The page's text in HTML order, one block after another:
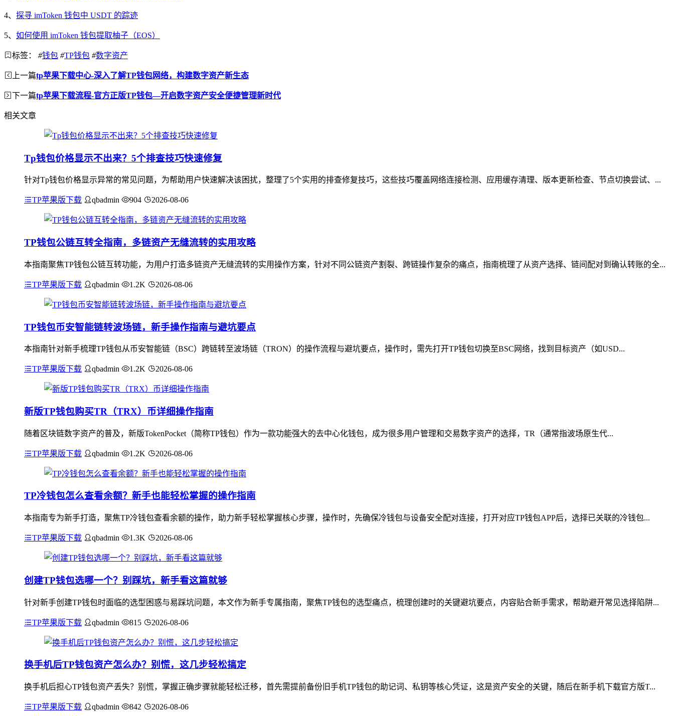
4、 探寻 imToken 钱包中 USDT 的踪迹
5、 如何使用 imToken 钱包提取柚子（EOS）
标签： #钱包 #TP钱包 #数字资产
上一篇tp苹果下载中心-深入了解TP钱包网络，构建数字资产新生态
下一篇tp苹果下载流程-官方正版TP钱包—开启数字资产安全便捷管理新时代
相关文章
Tp钱包价格显示不出来？5个排查技巧快速修复
针对Tp钱包价格显示异常的常见问题，为帮助用户快速解决该困扰，整理了5个实用的排查修复技巧，这些技巧覆盖网络连接检测、应用缓存清理、版本更新检查、节点切换尝试、...
TP苹果版下载 qbadmin 904 2026-08-06
TP钱包公链互转全指南，多链资产无缝流转的实用攻略
本指南聚焦TP钱包公链互转功能，为用户打造多链资产无缝流转的实用操作方案，针对不同公链资产割裂、跨链操作复杂的痛点，指南梳理了从资产选择、链间配对到确认转账的全...
TP苹果版下载 qbadmin 1.2K 2026-08-06
TP钱包币安智能链转波场链，新手操作指南与避坑要点
本指南针对新手梳理TP钱包从币安智能链（BSC）跨链转至波场链（TRON）的操作流程与避坑要点，操作时，需先打开TP钱包切换至BSC网络，找到目标资产（如USD...
TP苹果版下载 qbadmin 1.2K 2026-08-06
新版TP钱包购买TR（TRX）币详细操作指南
随着区块链数字资产的普及，新版TokenPocket（简称TP钱包）作为一款功能强大的去中心化钱包，成为很多用户管理和交易数字资产的选择，TR（通常指波场原生代...
TP苹果版下载 qbadmin 1.2K 2026-08-06
TP冷钱包怎么查看余额？新手也能轻松掌握的操作指南
本指南专为新手打造，聚焦TP冷钱包查看余额的操作，助力新手轻松掌握核心步骤，操作时，先确保冷钱包与设备安全配对连接，打开对应TP钱包APP后，选择已关联的冷钱包...
TP苹果版下载 qbadmin 1.3K 2026-08-06
创建TP钱包选哪一个？别踩坑，新手看这篇就够
针对新手创建TP钱包时面临的选型困惑与易踩坑问题，本文作为新手专属指南，聚焦TP钱包的选型痛点，梳理创建时的关键避坑要点，内容贴合新手需求，帮助避开常见选择陷阱...
TP苹果版下载 qbadmin 815 2026-08-06
换手机后TP钱包资产怎么办？别慌，这几步轻松搞定
换手机后担心TP钱包资产丢失？别慌，掌握正确步骤就能轻松迁移，首先需提前备份旧手机TP钱包的助记词、私钥等核心凭证，这是资产安全的关键，随后在新手机下载官方版T...
TP苹果版下载 qbadmin 842 2026-08-06